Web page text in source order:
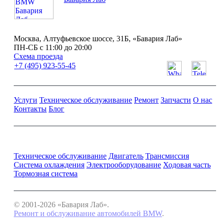
Москва, Алтуфьевское шоссе, 31Б, «Бавария Лаб»
ПН-СБ с 11:00 до 20:00
Схема проезда
+7 (495) 923-55-45
Услуги Техническое обслуживание Ремонт Запчасти О нас
Контакты Блог
Техническое обслуживание Двигатель Трансмиссия
Система охлаждения Электрооборудование Ходовая часть
Тормозная система
© 2001-2026 «Бавария Лаб».
Ремонт и обслуживание автомобилей BMW.